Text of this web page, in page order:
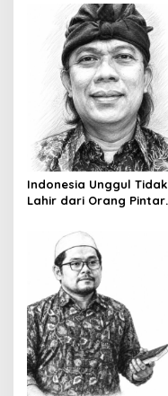
t
o
n
Indonesia Unggul Tidak
Lahir dari Orang Pintar